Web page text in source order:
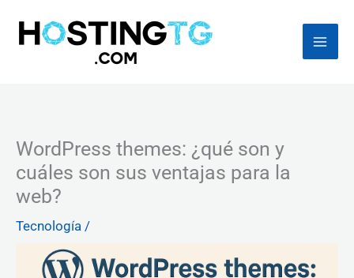
WordPress themes: ¿qué son y
cuáles son sus ventajas para la
web?
Tecnología /